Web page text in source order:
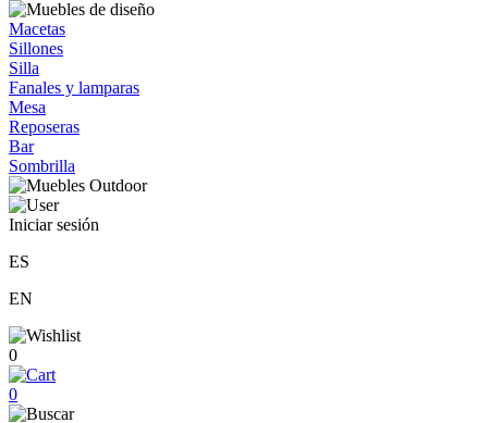
Macetas
Sillones
Silla
Fanales y lamparas
Mesa
Reposeras
Bar
Sombrilla
Iniciar sesión
ES
EN
0
0